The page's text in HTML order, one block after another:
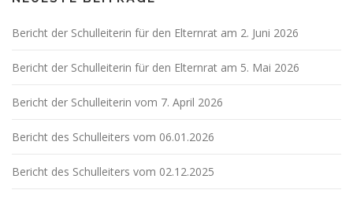
i
g
t
o
n
Bericht der Schulleiterin für den Elternrat am 2. Juni 2026
Bericht der Schulleiterin für den Elternrat am 5. Mai 2026
Bericht der Schulleiterin vom 7. April 2026
Bericht des Schulleiters vom 06.01.2026
Bericht des Schulleiters vom 02.12.2025